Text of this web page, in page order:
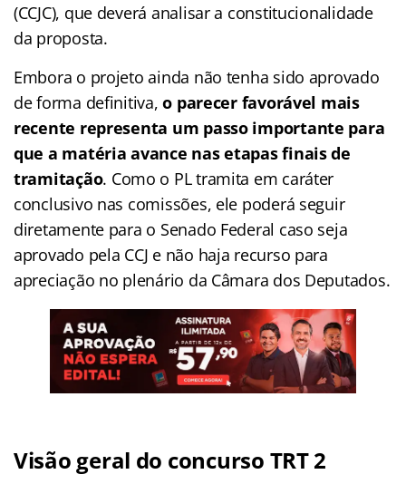
(CCJC), que deverá analisar a constitucionalidade
da proposta.
Embora o projeto ainda não tenha sido aprovado
de forma definitiva,o parecer favorável mais
recente representa um passo importante para
que a matéria avance nas etapas finais de
tramitação. Como o PL tramita em caráter
conclusivo nas comissões, ele poderá seguir
diretamente para o Senado Federal caso seja
aprovado pela CCJ e não haja recurso para
apreciação no plenário da Câmara dos Deputados.
Visão geral do concurso TRT 2